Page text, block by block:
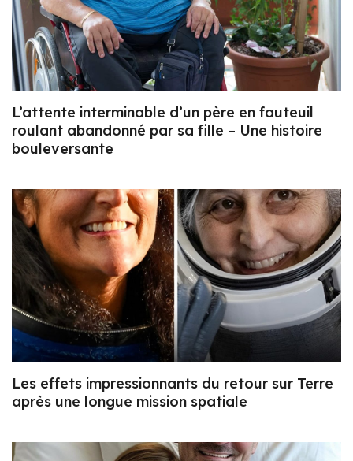
L’attente interminable d’un père en fauteuil
roulant abandonné par sa fille – Une histoire
bouleversante
Les effets impressionnants du retour sur Terre
après une longue mission spatiale